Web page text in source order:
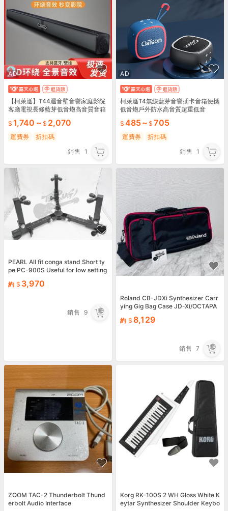
AD
【柯萊遜】T44迴音壁音響家庭影院
客廳電視長條藍芽低音炮高音質音箱
1,740 ~ 2,070
運費券
折扣碼
銷售 1
AD
柯萊遜T4無線藍芽音響插卡音箱便攜
低音炮戶外防水高音質超重低音
485~ 705
運費券
折扣碼
銷售 1
PEARL All fit conga stand Short ty
pe PC-900S Useful for low setting
約 3,970
銷售 9
Roland CB-JDXi Synthesizer Carr
ying Gig Bag Case JD-Xi/OCTAPA
約 8,129
銷售 7
ZOOM TAC-2 Thunderbolt Thund
erbolt Audio Interface
Korg RK-100S 2 WH Gloss White K
eytar Synthesizer Shoulder Keybo